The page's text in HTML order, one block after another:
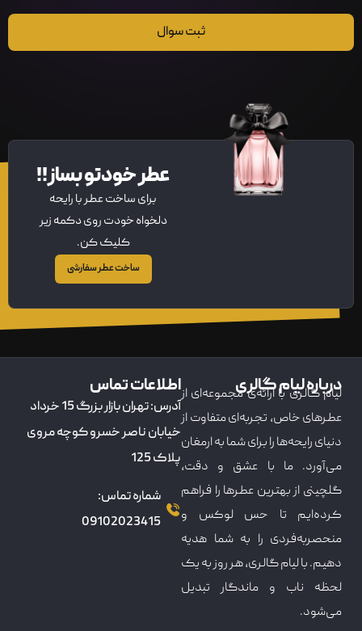
ثبت سوال
عطر خودتو بساز!!
برای ساخت عطر با رایحه
دلخواه خودت روی دکمه زیر
کلیک کن.
ساخت عطر سفارشی
درباره لیام گالری
لیام گالری با ارائه‌ی مجموعه‌ای از
عطرهای خاص، تجربه‌ای متفاوت از
دنیای رایحه‌ها را برای شما به ارمغان
می‌آورد. ما با عشق و دقت،
گلچینی از بهترین عطرها را فراهم
کرده‌ایم تا حس لوکس و
منحصربه‌فردی را به شما هدیه
دهیم. با لیام گالری، هر روز به یک
لحظه ناب و ماندگار تبدیل
می‌شود.
اطلاعات تماس
آدرس: تهران بازار بزرگ 15 خرداد
خیابان ناصر خسرو کوچه مروی
پلاک 125
شماره تماس:
09102023415